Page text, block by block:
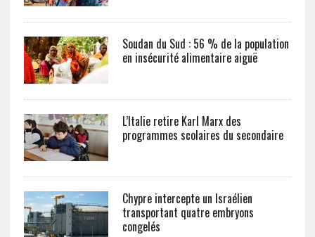
Soudan du Sud : 56 % de la population
en insécurité alimentaire aiguë
L’Italie retire Karl Marx des
programmes scolaires du secondaire
Chypre intercepte un Israélien
transportant quatre embryons
congelés